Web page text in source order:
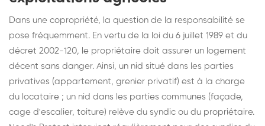
Dans une copropriété, la question de la responsabilité se
pose fréquemment. En vertu de la loi du 6 juillet 1989 et du
décret 2002-120, le propriétaire doit assurer un logement
décent sans danger. Ainsi, un nid situé dans les parties
privatives (appartement, grenier privatif) est à la charge
du locataire ; un nid dans les parties communes (façade,
cage d'escalier, toiture) relève du syndic ou du propriétaire.